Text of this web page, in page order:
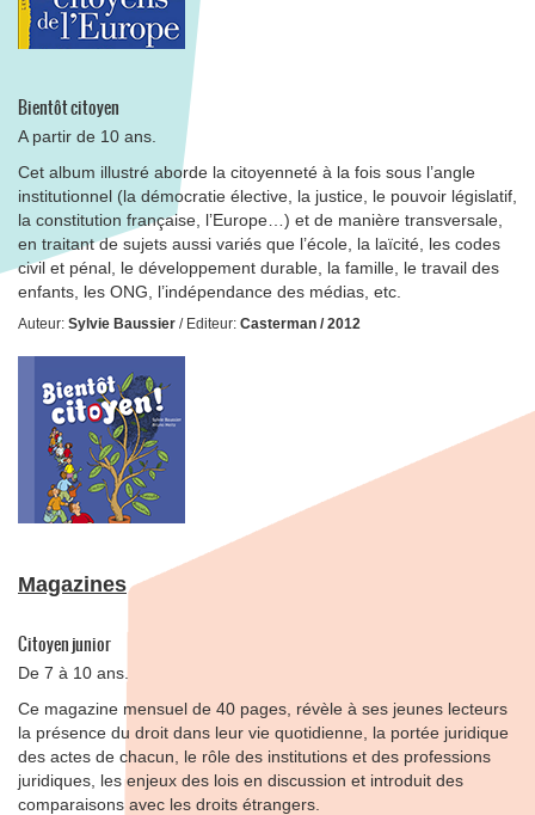
Bientôt citoyen
A partir de 10 ans.
Cet album illustré aborde la citoyenneté à la fois sous l’angle
institutionnel (la démocratie élective, la justice, le pouvoir législatif,
la constitution française, l’Europe…) et de manière transversale,
en traitant de sujets aussi variés que l’école, la laïcité, les codes
civil et pénal, le développement durable, la famille, le travail des
enfants, les ONG, l’indépendance des médias, etc.
Auteur: Sylvie Baussier / Editeur: Casterman / 2012
Magazines
Citoyen junior
De 7 à 10 ans.
Ce magazine mensuel de 40 pages, révèle à ses jeunes lecteurs
la présence du droit dans leur vie quotidienne, la portée juridique
des actes de chacun, le rôle des institutions et des professions
juridiques, les enjeux des lois en discussion et introduit des
comparaisons avec les droits étrangers.